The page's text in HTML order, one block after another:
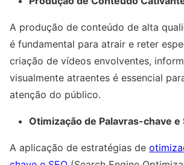
A produção de conteúdo de alta
é fundamental para atrair e reter
criação de vídeos envolventes,
visualmente atraentes é essencial
atenção do público.
Otimização de Palavras-chave e
A aplicação de estratégias de